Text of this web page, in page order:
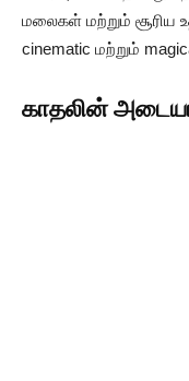
மலைகள் மற்றும் சூரிய
cinematic மற்றும்
காதலின்